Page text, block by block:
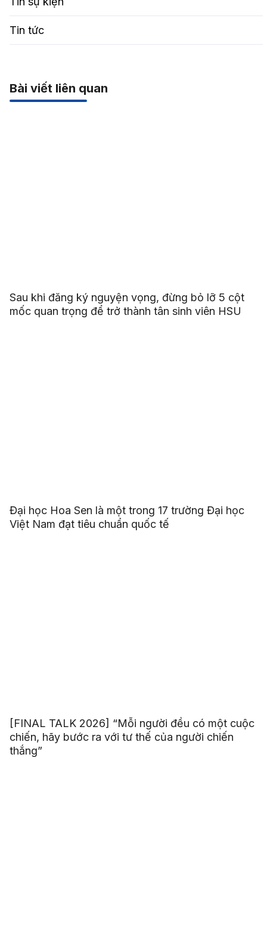
Tin tức
Bài viết liên quan
Sau khi đăng ký nguyện vọng, đừng bỏ lỡ 5 cột
mốc quan trọng để trở thành tân sinh viên HSU
Đại học Hoa Sen là một trong 17 trường Đại học
Việt Nam đạt tiêu chuẩn quốc tế
[FINAL TALK 2026] “Mỗi người đều có một cuộc
chiến, hãy bước ra với tư thế của người chiến
thắng”